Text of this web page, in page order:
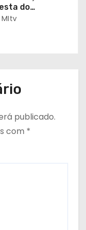
do
MItv
publicado.
com *